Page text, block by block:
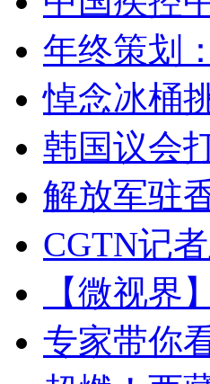
年终策划
悼念冰桶
韩国议会
解放军驻
CGTN记
【微视界
专家带你